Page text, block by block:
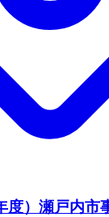
度）瀬戸内市